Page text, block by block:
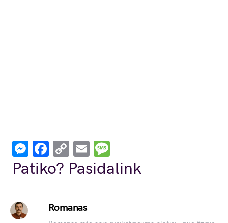
Messenger
Facebook
Copy
Link
Email
Patiko? Pasidalink
Romanas